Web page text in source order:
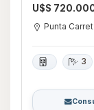
U$S
Punta
3